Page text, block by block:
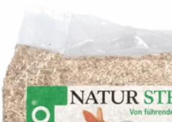
Varianten
auf.
Die
Optionen
können